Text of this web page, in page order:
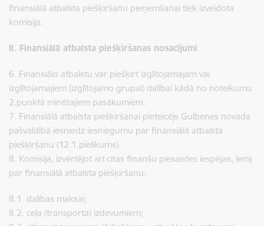
finansiālā atbalsta piešķiršanu pieņemšanai tiek izveidota
komisija.
II. Finansiālā atbalsta piešķiršanas nosacījumi
6. Finansiālo atbalstu var piešķirt izglītojamajam vai
izglītojamajiem (izglītojamo grupai) dalībai kādā no noteikumu
2.punktā minētajiem pasākumiem.
7. Finansiālā atbalsta piešķiršanai pieteicējs Gulbenes novada
pašvaldībā iesniedz iesniegumu par finansiālā atbalsta
piešķiršanu (12.1.pielikums).
8. Komisija, izvērtējot arī citas finanšu piesaistes iespējas, lemj
par finansiālā atbalsta piešķiršanu:
8.1. dalības maksai;
8.2. ceļa (transporta) izdevumiem;